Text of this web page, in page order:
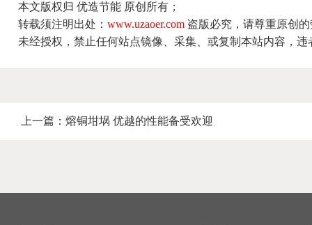
本文版权归 优造节能 原创所有；
转载须注明出处： www.uzaoer.com 盗版必究，请尊重原创
未经授权，禁止任何站点镜像、采集、或复制本站内容，
上一篇： 熔铜坩埚 优越的性能备受欢迎